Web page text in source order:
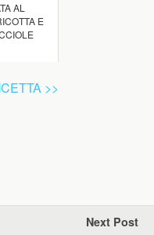
AL
E
>>
Next Post